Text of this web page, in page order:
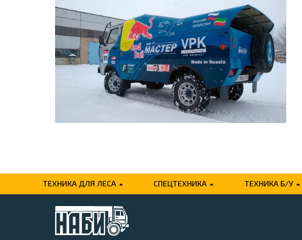
ТЕХНИКА ДЛЯ ЛЕСА СПЕЦТЕХНИКА ТЕХНИКА Б/У